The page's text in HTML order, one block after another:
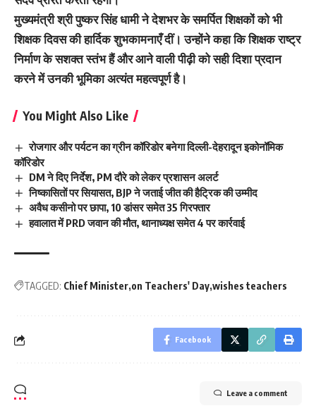
मुख्यमंत्री श्री पुष्कर सिंह धामी ने देशभर के समर्पित शिक्षकों को भी
शिक्षक दिवस की हार्दिक शुभकामनाएँ दीं। उन्होंने कहा कि शिक्षक राष्ट्र
निर्माण के सशक्त स्तंभ हैं और आने वाली पीढ़ी को सही दिशा प्रदान
करने में उनकी भूमिका अत्यंत महत्वपूर्ण है।
You Might Also Like
रोजगार और पर्यटन का ग्रीन कॉरिडोर बनेगा दिल्ली-देहरादून इकोनॉमिक
कॉरिडोर
DM ने दिए निर्देश, PM दौरे को लेकर प्रशासन अलर्ट
निष्कासितों पर सियासत, BJP ने जताई जीत की हैट्रिक की उम्मीद
अवैध कसीनो पर छापा, 10 डांसर समेत 35 गिरफ्तार
हवालात में PRD जवान की मौत, थानाध्यक्ष समेत 4 पर कार्रवाई
TAGGED: Chief Minister on Teachers' Day wishes teachers
Facebook
Leave a comment